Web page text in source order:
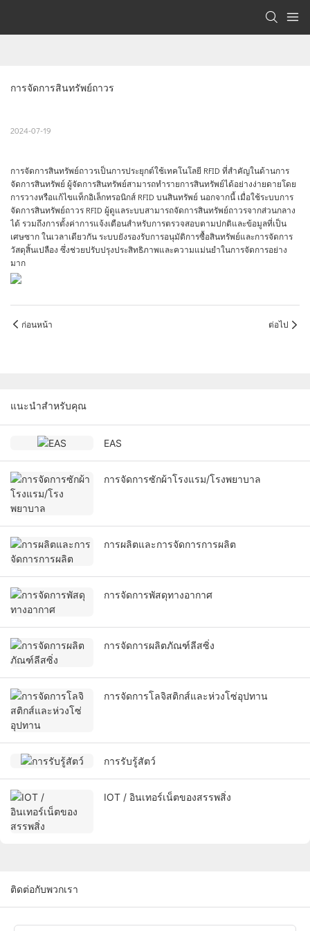
การจัดการสินทรัพย์ถาวร
2024-07-19
การจัดการสินทรัพย์ถาวรเป็นการประยุกต์ใช้เทคโนโลยี RFID ที่สำคัญในด้านการ
จัดการสินทรัพย์ ผู้จัดการสินทรัพย์สามารถทำรายการสินทรัพย์ได้อย่างง่ายดายโดย
การวางหรือแก้ไขแท็กอิเล็กทรอนิกส์ RFID บนสินทรัพย์ นอกจากนี้ เมื่อใช้ระบบการ
จัดการสินทรัพย์ถาวร RFID ผู้ดูแลระบบสามารถจัดการสินทรัพย์ถาวรจากส่วนกลาง
ได้ รวมถึงการตั้งค่าการแจ้งเตือนสำหรับการตรวจสอบตามปกติและข้อมูลที่เป็น
เศษซาก ในเวลาเดียวกัน ระบบยังรองรับการอนุมัติการซื้อสินทรัพย์และการจัดการ
วัสดุสิ้นเปลือง ซึ่งช่วยปรับปรุงประสิทธิภาพและความแม่นยำในการจัดการอย่าง
มาก
ก่อนหน้า ต่อไป
แนะนำสำหรับคุณ
EAS
การจัดการซักผ้าโรงแรม/โรงพยาบาล
การผลิตและการจัดการการผลิต
การจัดการพัสดุทางอากาศ
การจัดการผลิตภัณฑ์ลีสซิ่ง
การจัดการโลจิสติกส์และห่วงโซ่อุปทาน
การรับรู้สัตว์
IOT / อินเทอร์เน็ตของสรรพสิ่ง
ติดต่อกับพวกเรา